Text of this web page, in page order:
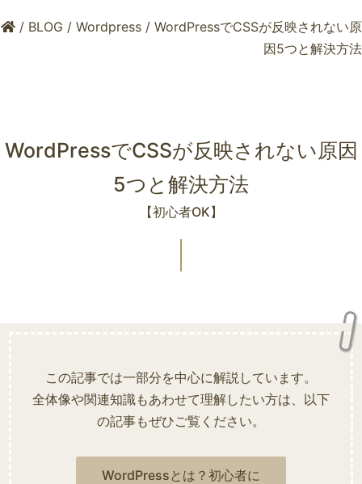
/ BLOG / Wordpress / WordPressでCSSが反映されない原
因5つと解決方法
WordPressでCSSが反映されない原因
5つと解決方法
【初心者OK】
この記事では一部分を中心に解説しています。
全体像や関連知識もあわせて理解したい方は、以下
の記事もぜひご覧ください。
WordPressとは？初心者に